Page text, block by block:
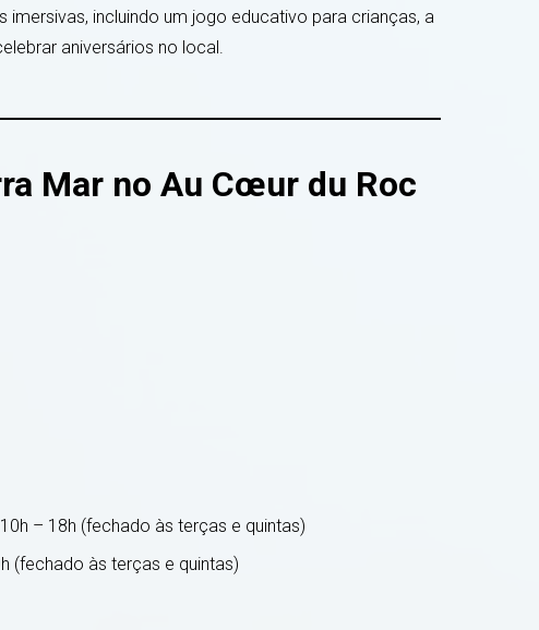
incluindo um jogo educativo para crianças, a
aniversários no local.
Mar no Au Cœur du Roc
10h – 18h (fechado às terças e quintas)
(fechado às terças e quintas)